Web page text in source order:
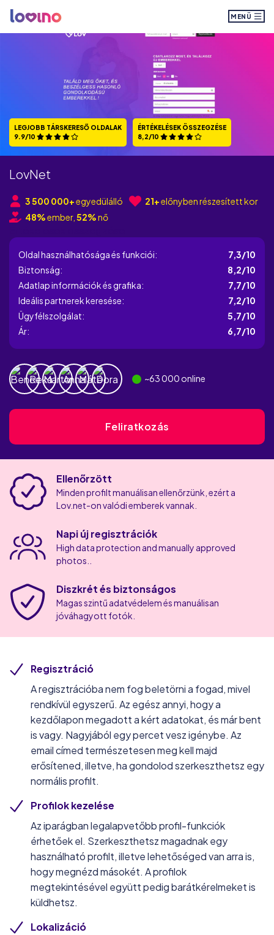
MENÜ
LEGJOBB TÁRSKERESŐ OLDALAK
9.9/10
ÉRTÉKELÉSEK ÖSSZEGZÉSE
8,2/10
LovNet
3 500 000+egyedülálló 21+előnyben részesített kor
48%ember, 52%nő
Oldal használhatósága és funkciói:
7,3/10
Biztonság:
8,2/10
Adatlap információk és grafika:
7,7/10
Ideális partnerek keresése:
7,2/10
Ügyfélszolgálat:
5,7/10
Ár:
6,7/10
~63 000 online
Feliratkozás
Ellenőrzött
Minden profilt manuálisan ellenőrzünk, ezért a
Lov.net-on valódi emberek vannak.
Napi új regisztrációk
High data protection and manually approved
photos..
Diszkrét és biztonságos
Magas szintű adatvédelem és manuálisan
jóváhagyott fotók.
Regisztráció
A regisztrációba nem fog beletörni a fogad, mivel
rendkívül egyszerű. Az egész annyi, hogy a
kezdőlapon megadott a kért adatokat, és már bent
is vagy. Nagyjából egy percet vesz igénybe. Az
email címed természetesen meg kell majd
erősítened, illetve, ha gondolod szerkeszthetsz egy
normális profilt.
Profilok kezelése
Az iparágban legalapvetőbb profil-funkciók
érhetőek el. Szerkeszthetsz magadnak egy
használható profilt, illetve lehetőséged van arra is,
hogy megnézd másokét. A profilok
megtekintésével együtt pedig barátkérelmeket is
küldhetsz.
Lokalizáció